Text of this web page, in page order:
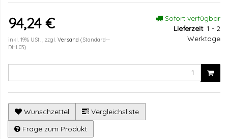
94,24 €
inkl. 19% USt. , zzgl. Versand (Standard--
DHL03)
Sofort verfügbar
Lieferzeit: 1 - 2
Werktage
Wunschzettel
Vergleichsliste
Frage zum Produkt